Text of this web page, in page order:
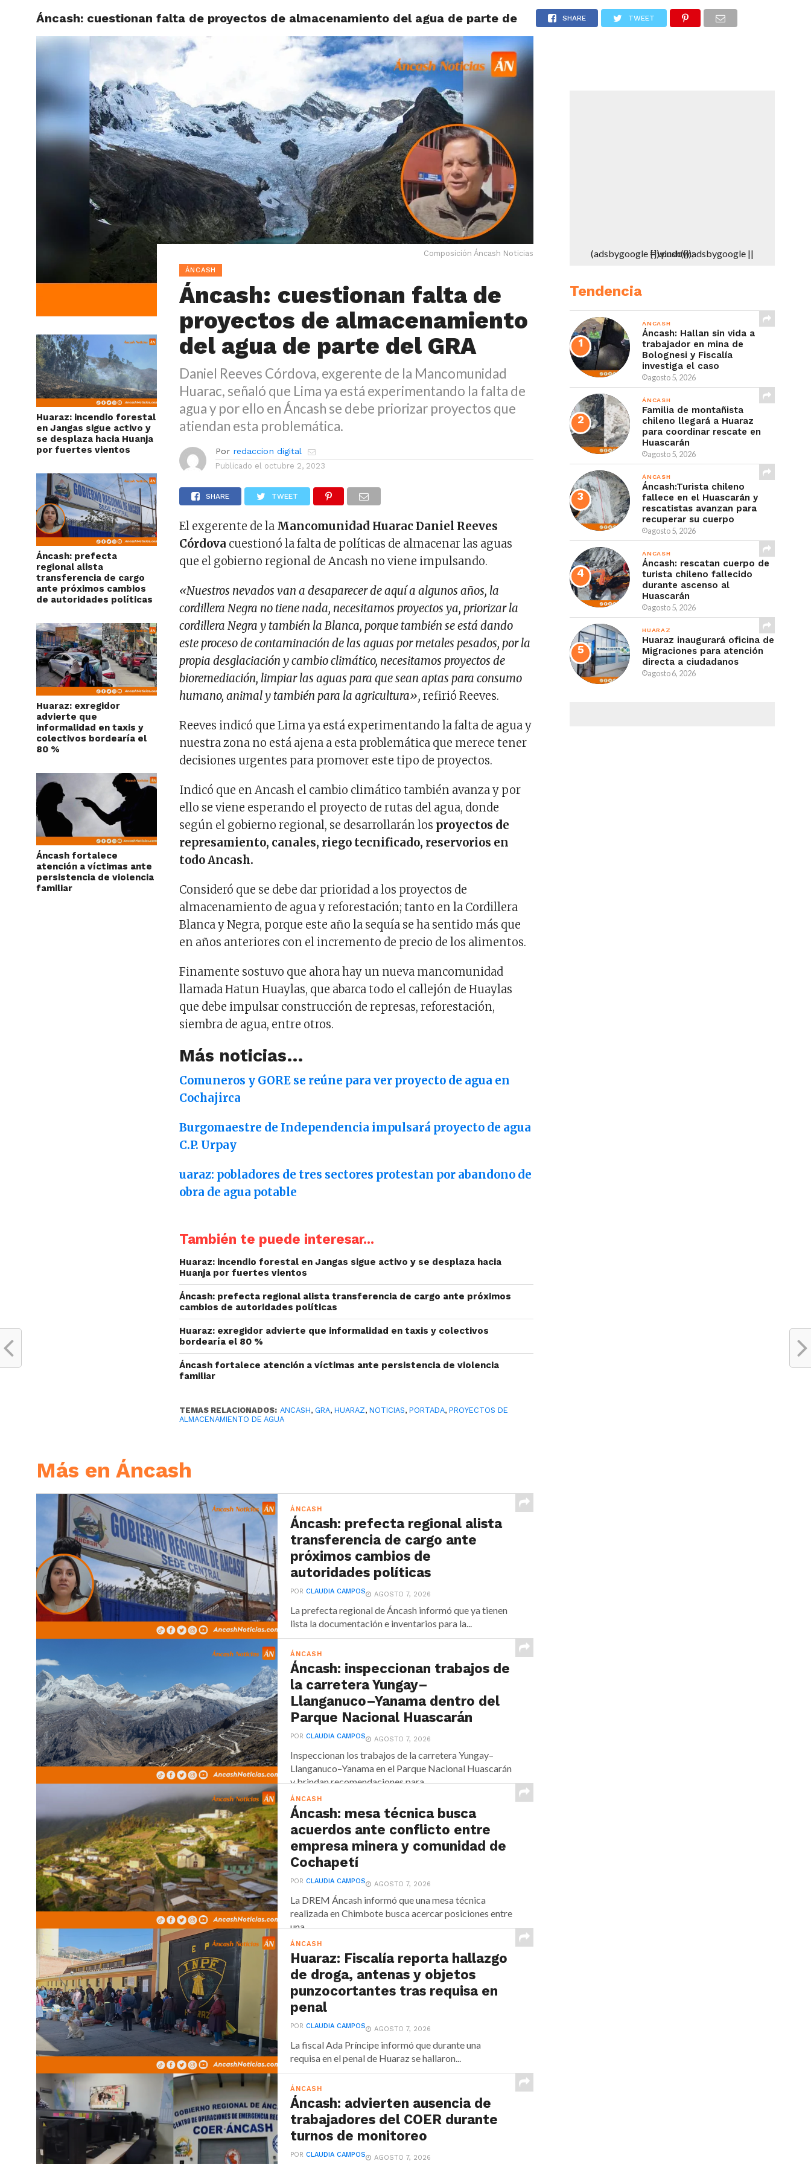
ACTUALIDAD HUARAZ ÁNCASH TÚ ELIGES 2026 POLICIALES DEPORTES DENUNCIAS WHATSAPP
Áncash: cuestionan falta de proyectos de almacenamiento del agua de parte del GRA SHARE TWEET
Huaraz: incendio forestal
en Jangas sigue activo y
se desplaza hacia Huanja
por fuertes vientos
Áncash: prefecta
regional alista
transferencia de cargo
ante próximos cambios
de autoridades políticas
Huaraz: exregidor
advierte que
informalidad en taxis y
colectivos bordearía el
80 %
Áncash fortalece
atención a víctimas ante
persistencia de violencia
familiar
Composición Áncash Noticias
ÁNCASH
Áncash: cuestionan falta de
proyectos de almacenamiento
del agua de parte del GRA
Daniel Reeves Córdova, exgerente de la Mancomunidad
Huarac, señaló que Lima ya está experimentando la falta de
agua y por ello en Áncash se debe priorizar proyectos que
atiendan esta problemática.
Por redaccion digital
Publicado el octubre 2, 2023
SHARE TWEET
El exgerente de la Mancomunidad Huarac Daniel Reeves
Córdova cuestionó la falta de políticas de almacenar las aguas
que el gobierno regional de Ancash no viene impulsando.
«Nuestros nevados van a desaparecer de aquí a algunos años, la
cordillera Negra no tiene nada, necesitamos proyectos ya, priorizar la
cordillera Negra y también la Blanca, porque también se está dando
este proceso de contaminación de las aguas por metales pesados, por la
propia desglaciación y cambio climático, necesitamos proyectos de
bioremediación, limpiar las aguas para que sean aptas para consumo
humano, animal y también para la agricultura», refirió Reeves.
Reeves indicó que Lima ya está experimentando la falta de agua y
nuestra zona no está ajena a esta problemática que merece tener
decisiones urgentes para promover este tipo de proyectos.
Indicó que en Ancash el cambio climático también avanza y por
ello se viene esperando el proyecto de rutas del agua, donde
según el gobierno regional, se desarrollarán los proyectos de
represamiento, canales, riego tecnificado, reservorios en
todo Ancash.
Consideró que se debe dar prioridad a los proyectos de
almacenamiento de agua y reforestación; tanto en la Cordillera
Blanca y Negra, porque este año la sequía se ha sentido más que
en años anteriores con el incremento de precio de los alimentos.
Finamente sostuvo que ahora hay un nueva mancomunidad
llamada Hatun Huaylas, que abarca todo el callejón de Huaylas
que debe impulsar construcción de represas, reforestación,
siembra de agua, entre otros.
Más noticias…
Comuneros y GORE se reúne para ver proyecto de agua en
Cochajirca
Burgomaestre de Independencia impulsará proyecto de agua
C.P. Urpay
uaraz: pobladores de tres sectores protestan por abandono de
obra de agua potable
También te puede interesar...
Huaraz: incendio forestal en Jangas sigue activo y se desplaza hacia
Huanja por fuertes vientos
Áncash: prefecta regional alista transferencia de cargo ante próximos
cambios de autoridades políticas
Huaraz: exregidor advierte que informalidad en taxis y colectivos
bordearía el 80 %
Áncash fortalece atención a víctimas ante persistencia de violencia
familiar
TEMAS RELACIONADOS: ANCASH, GRA,HUARAZ,NOTICIAS,PORTADA,PROYECTOS DE
ALMACENAMIENTO DE AGUA
Más en Áncash
ÁNCASH
Áncash: prefecta regional alista
transferencia de cargo ante
próximos cambios de
autoridades políticas
PORCLAUDIA CAMPOS AGOSTO 7, 2026
La prefecta regional de Áncash informó que ya tienen
lista la documentación e inventarios para la...
ÁNCASH
Áncash: inspeccionan trabajos de
la carretera Yungay–
Llanganuco–Yanama dentro del
Parque Nacional Huascarán
PORCLAUDIA CAMPOS AGOSTO 7, 2026
Inspeccionan los trabajos de la carretera Yungay–
Llanganuco–Yanama en el Parque Nacional Huascarán
y brindan recomendaciones para...
ÁNCASH
Áncash: mesa técnica busca
acuerdos ante conflicto entre
empresa minera y comunidad de
Cochapetí
PORCLAUDIA CAMPOS AGOSTO 7, 2026
La DREM Áncash informó que una mesa técnica
realizada en Chimbote busca acercar posiciones entre
una...
ÁNCASH
Huaraz: Fiscalía reporta hallazgo
de droga, antenas y objetos
punzocortantes tras requisa en
penal
PORCLAUDIA CAMPOS AGOSTO 7, 2026
La fiscal Ada Príncipe informó que durante una
requisa en el penal de Huaraz se hallaron...
ÁNCASH
Áncash: advierten ausencia de
trabajadores del COER durante
turnos de monitoreo
PORCLAUDIA CAMPOS AGOSTO 7, 2026
(adsbygoogle = window.adsbygoogle || []).push({});
Tendencia
ÁNCASH
Áncash: Hallan sin vida a
trabajador en mina de
Bolognesi y Fiscalía
investiga el caso
agosto 5, 2026
ÁNCASH
Familia de montañista
chileno llegará a Huaraz
para coordinar rescate en
Huascarán
agosto 5, 2026
ÁNCASH
Áncash:Turista chileno
fallece en el Huascarán y
rescatistas avanzan para
recuperar su cuerpo
agosto 5, 2026
ÁNCASH
Áncash: rescatan cuerpo de
turista chileno fallecido
durante ascenso al
Huascarán
agosto 5, 2026
HUARAZ
Huaraz inaugurará oficina de
Migraciones para atención
directa a ciudadanos
agosto 6, 2026